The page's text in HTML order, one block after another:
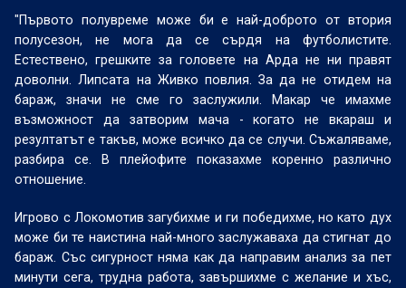
"Първото полувреме може би е най-доброто от втория
полусезон, не мога да се сърдя на футболистите.
Естествено, грешките за головете на Арда не ни правят
доволни. Липсата на Живко повлия. За да не отидем на
бараж, значи не сме го заслужили. Макар че имахме
възможност да затворим мача - когато не вкараш и
резултатът е такъв, може всичко да се случи. Съжаляваме,
разбира се. В плейофите показахме коренно различно
отношение.
Игрово с Локомотив загубихме и ги победихме, но като дух
може би те наистина най-много заслужаваха да стигнат до
бараж. Със сигурност няма как да направим анализ за пет
минути сега, трудна работа, завършихме с желание и хъс,